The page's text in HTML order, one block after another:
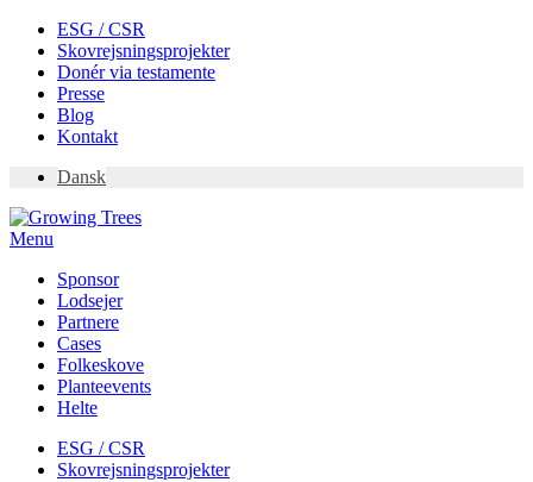
Skip
content
ESG / CSR
Skovrejsningsprojekter
Donér via testamente
Presse
Blog
Kontakt
Dansk
Menu
Sponsor
Lodsejer
Partnere
Cases
Folkeskove
Planteevents
Helte
ESG / CSR
Skovrejsningsprojekter